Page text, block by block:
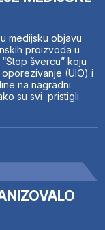
medijsku objavu
proizvoda u
švercu” koju
(UIO) i
na nagradni
su svi pristigli